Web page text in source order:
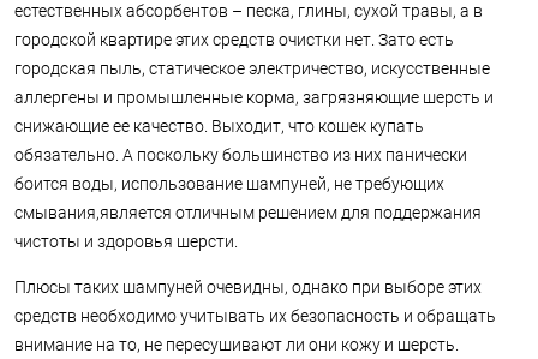
естественных абсорбентов – песка, глины, сухой травы, а в
городской квартире этих средств очистки нет. Зато есть
городская пыль, статическое электричество, искусственные
аллергены и промышленные корма, загрязняющие шерсть и
снижающие ее качество. Выходит, что кошек купать
обязательно. А поскольку большинство из них панически
боится воды, использование шампуней, не требующих
смывания,является отличным решением для поддержания
чистоты и здоровья шерсти.
Плюсы таких шампуней очевидны, однако при выборе этих
средств необходимо учитывать их безопасность и обращать
внимание на то, не пересушивают ли они кожу и шерсть.